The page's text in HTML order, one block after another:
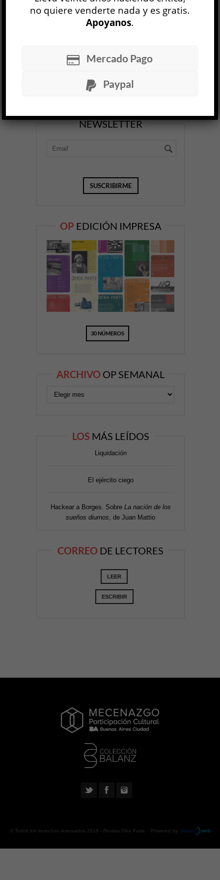
Hechas en tamaño miniatura, obligan al esp...
BUSCAR
NEWSLETTER
OP EDICIÓN IMPRESA
30 NÚMEROS
ARCHIVO OP SEMANAL
LOS MÁS LEÍDOS
Liquidación
El ejército ciego
Hackear a Borges. Sobre La nación de los
sueños diurnos , de Juan Mattio
CORREO DE LECTORES
LEER
ESCRIBIR
© Todos los derechos reservados 2018 - Revista Otra Parte . Powered by Urano web
no quiere venderte nada y es gratis.
Apoyanos.
Mercado Pago
Paypal